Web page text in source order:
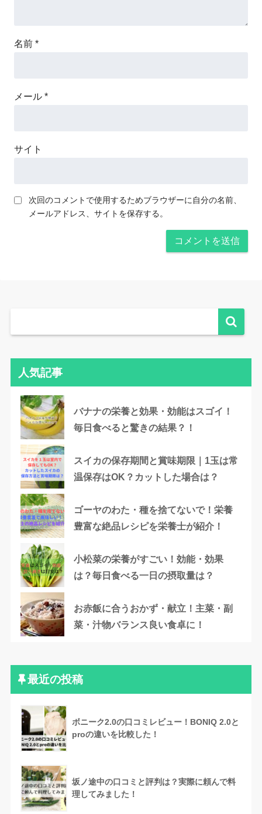
名前 *
メール *
サイト
次回のコメントで使用するためブラウザーに自分の名前、
メールアドレス、サイトを保存する。
人気記事
バナナの栄養と効果・効能はスゴイ！
毎日食べると驚きの結果？！
スイカの保存期間と賞味期限｜1玉は常
温保存はOK？カットした場合は？
ゴーヤのわた・種を捨てないで！栄養
豊富な絶品レシピを栄養士が紹介！
小松菜の栄養がすごい！効能・効果
は？毎日食べる一日の摂取量は？
お赤飯に合うおかず・献立！主菜・副
菜・汁物バランス良い食卓に！
最近の投稿
ボニーク2.0の口コミレビュー！BONIQ 2.0と
proの違いを比較した！
坂ノ途中の口コミと評判は？実際に頼んで料
理してみました！